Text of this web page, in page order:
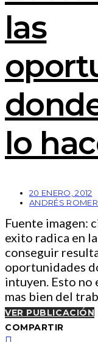
las
lo
20 ENERO, 2012
ANDRÉS
Fuente imagen:
exito radica en
conseguir
oportunidades
intuyen. Esto no
mas bien del
VER PUBLICACIÓN
COMPARTIR